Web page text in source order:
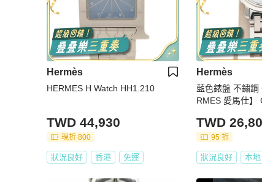
Hermès
HERMES H Watch HH1.210
TWD 44,930
現折 800
狀況良好 香港 免運
Hermès
藍色錶盤 不鏽鋼
RMES 愛馬仕】
TWD
95 折
狀況良好 本地